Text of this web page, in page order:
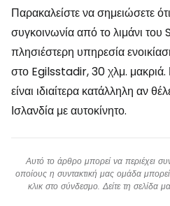
Παρακαλείστε να σημειώσετε
συγκοινωνία από το λιμάνι
πλησιέστερη υπηρεσία
στο Egilsstadir, 30 χλμ. μακριά.
είναι ιδιαίτερα κατάλληλη αν
Ισλανδία με αυτοκίνητο.
Αυτό το άρθρο μπορεί να περιέχει
οποίους η συντακτική μας ομάδα
κλικ στο σύνδεσμο. Δείτε τη σελίδα